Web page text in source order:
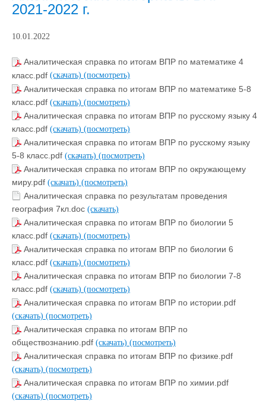
2021-2022 г.
10.01.2022
Аналитическая справка по итогам ВПР по математике 4
класс.pdf (скачать) (посмотреть)
Аналитическая справка по итогам ВПР по математике 5-8
класс.pdf (скачать) (посмотреть)
Аналитическая справка по итогам ВПР по русскому языку 4
класс.pdf (скачать) (посмотреть)
Аналитическая справка по итогам ВПР по русскому языку
5-8 класс.pdf (скачать) (посмотреть)
Аналитическая справка по итогам ВПР по окружающему
миру.pdf (скачать) (посмотреть)
Аналитическая справка по результатам проведения
география 7кл.doc (скачать)
Аналитическая справка по итогам ВПР по биологии 5
класс.pdf (скачать) (посмотреть)
Аналитическая справка по итогам ВПР по биологии 6
класс.pdf (скачать) (посмотреть)
Аналитическая справка по итогам ВПР по биологии 7-8
класс.pdf (скачать) (посмотреть)
Аналитическая справка по итогам ВПР по истории.pdf
(скачать) (посмотреть)
Аналитическая справка по итогам ВПР по
обществознанию.pdf (скачать) (посмотреть)
Аналитическая справка по итогам ВПР по физике.pdf
(скачать) (посмотреть)
Аналитическая справка по итогам ВПР по химии.pdf
(скачать) (посмотреть)